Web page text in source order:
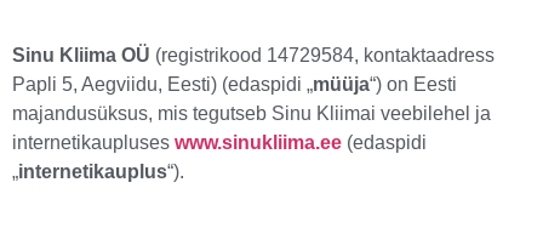
Sinu Kliima OÜ (registrikood 14729584, kontaktaadress
Papli 5, Aegviidu, Eesti) (edaspidi „müüja“) on Eesti
majandusüksus, mis tegutseb Sinu Kliimai veebilehel ja
internetikaupluses www.sinukliima.ee (edaspidi
„internetikauplus“).